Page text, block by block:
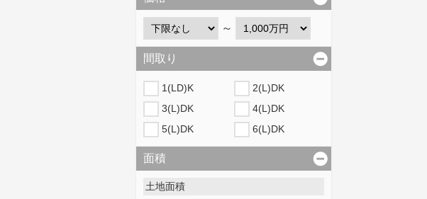
～
間取り
1(LD)K
2(L)DK
3(L)DK
4(L)DK
5(L)DK
6(L)DK
面積
土地面積